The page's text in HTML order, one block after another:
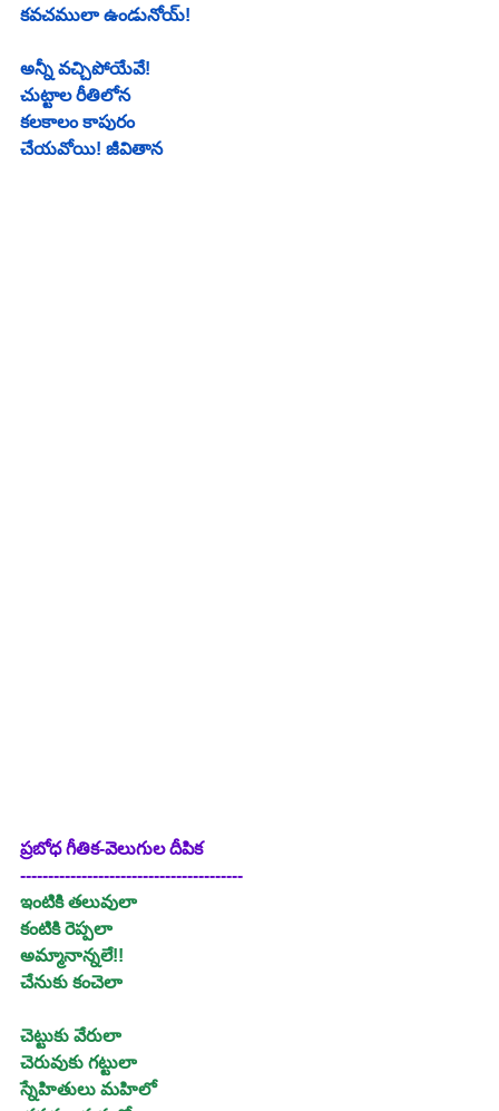
కవచములా ఉండునోయ్!
అన్నీ వచ్చిపోయేవే!
చుట్టాల రీతిలోన
కలకాలం కాపురం
చేయవోయి! జీవితాన
ప్రబోధ గీతిక-వెలుగుల దీపిక
----------------------------------------
ఇంటికి తలువులా
కంటికి రెప్పలా
అమ్మానాన్నలే!!
చేనుకు కంచెలా
చెట్టుకు వేరులా
చెరువుకు గట్టులా
స్నేహితులు మహిలో